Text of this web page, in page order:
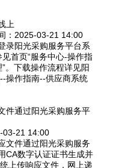
上
：2025-03-21 14:00
录阳光采购服务平台系
首页“服务中心-操作指
。下载操作流程详见阳
操作指南--供应商系统
件通过阳光采购服务平
21 14:00
文件通过阳光采购服务
CA数字认证证书生成并
上传响应文件，网上递